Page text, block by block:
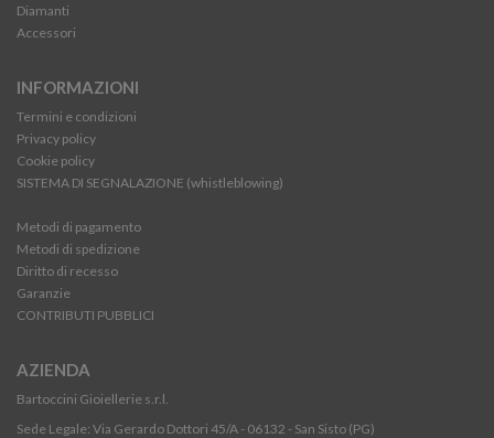
Diamanti
Accessori
INFORMAZIONI
Termini e condizioni
Privacy policy
Cookie policy
SISTEMA DI SEGNALAZIONE (whistleblowing)
Metodi di pagamento
Metodi di spedizione
Diritto di recesso
Garanzie
CONTRIBUTI PUBBLICI
AZIENDA
Bartoccini Gioiellerie s.r.l.
Sede Legale: Via Gerardo Dottori 45/A - 06132 - San Sisto (PG)